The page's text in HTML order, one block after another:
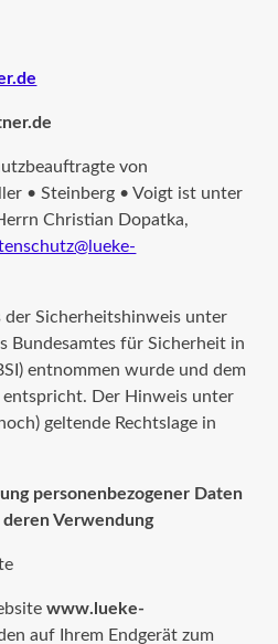
von
• Steinberg • Voigt ist unter
Christian Dopatka,
der Sicherheitshinweis unter
Bundesamtes für Sicherheit in
entnommen wurde und dem
Der Hinweis unter
geltende Rechtslage in
personenbezogener Daten
Verwendung
www.lueke-
auf Ihrem Endgerät zum